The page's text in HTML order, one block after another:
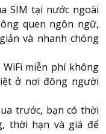
SIM tại nước ngoài
quen ngôn ngữ,
và nhanh chóng
miễn phí không
ở nơi đông người
trước, bạn có thời
thời hạn và giá để